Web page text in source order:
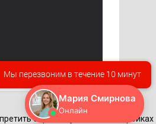
обработку cookie в настройках
Мы перезвоним в течение 10 минут